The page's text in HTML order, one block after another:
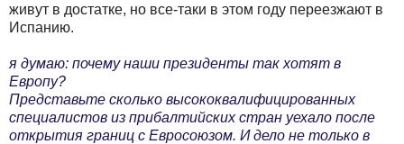
живут в достатке, но все-таки в этом году переезжают в
Испанию.
я думаю: почему наши президенты так хотят в
Европу?
Представьте сколько высококвалифицированных
специалистов из прибалтийских стран уехало после
открытия границ с Евросоюзом. И дело не только в